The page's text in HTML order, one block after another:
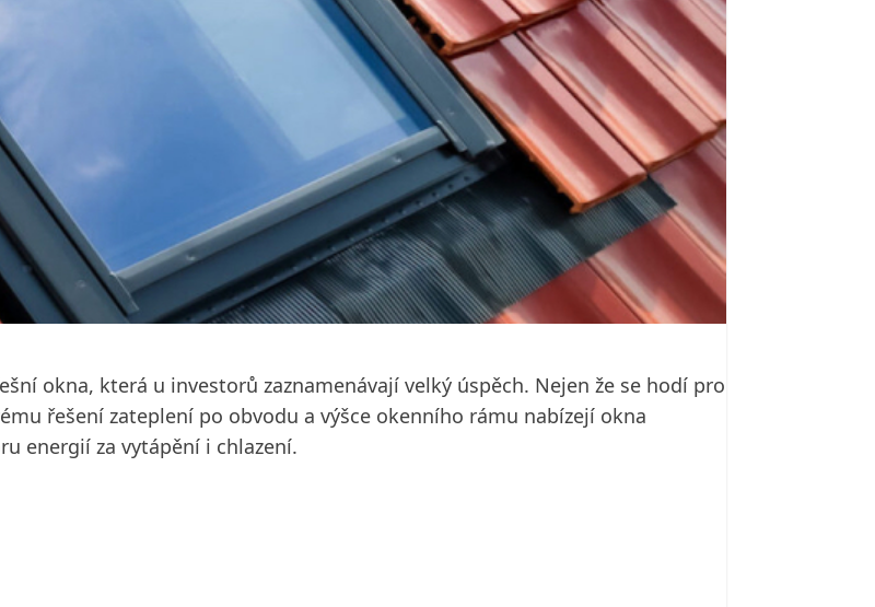
okna, která u investorů zaznamenávají velký úspěch. Nejen že se hodí pro
řešení zateplení po obvodu a výšce okenního rámu nabízejí okna
energií za vytápění i chlazení.